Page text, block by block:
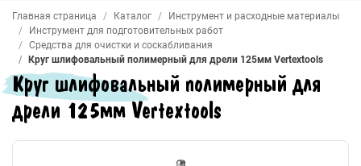
Главная страница Каталог
Инструмент и расходные материалы
Инструмент для подготовительных работ
Средства для очистки и соскабливания
Круг шлифовальный полимерный для дрели 125мм Vertextools
Круг шлифовальный полимерный для
дрели 125мм Vertextools